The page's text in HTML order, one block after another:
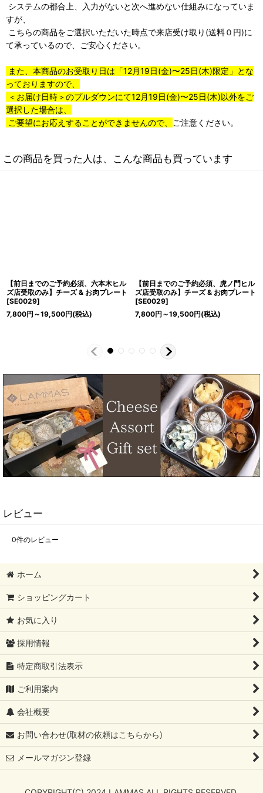
システムの都合上、入力がないと次へ進めない仕組みになっていま
すが、
こちらの商品をご選択いただいた時点で来店受け取り(送料０円)に
て承っているので、ご安心ください。
また、本商品のお受取り日は「12月19日(金)〜25日(木)限定」とな
っておりますので、
＜お届け日時＞のプルダウンにて12月19日(金)〜25日(木)以外をご
選択した場合は、
ご要望にお応えすることができませんので、
ご注意ください。
この商品を買った人は、こんな商品も買っています
【前日までのご予約必須、六本木ヒル
ズ店受取のみ】チーズ & お肉プレート
[SE0029]
7,800円 ～19,500円(税込)
【前日までのご予約必須、虎ノ門ヒル
ズ店受取のみ】チーズ & お肉プレート
[SE0029]
7,800円 ～19,500円(税込)
レビュー
0件のレビュー
ホーム
ショッピングカート
お気に入り
採用情報
特定商取引法表示
ご利用案内
会社概要
お問い合わせ(取材の依頼はこちらから)
メールマガジン登録